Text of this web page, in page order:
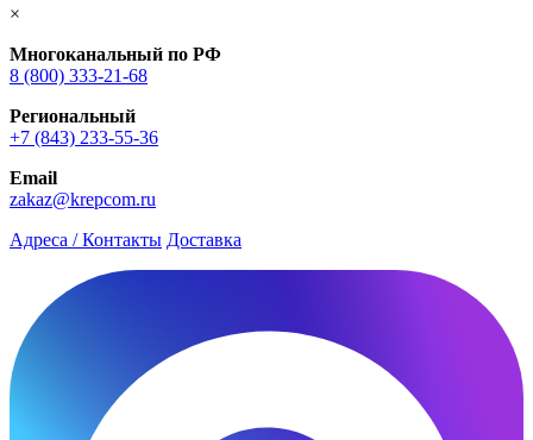
×
Многоканальный по РФ
8 (800) 333‑21-68
Региональный
+7 (843) 233-55-36
Email
zakaz@krepcom.ru
Адреса / Контакты Доставка